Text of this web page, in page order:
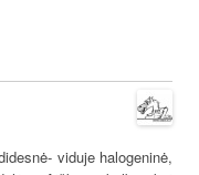
viduje halogeninė,